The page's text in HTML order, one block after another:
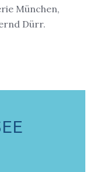
München,
Dürr.